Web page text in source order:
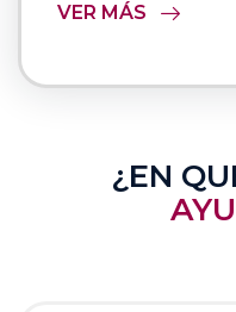
VER MÁS
¿EN